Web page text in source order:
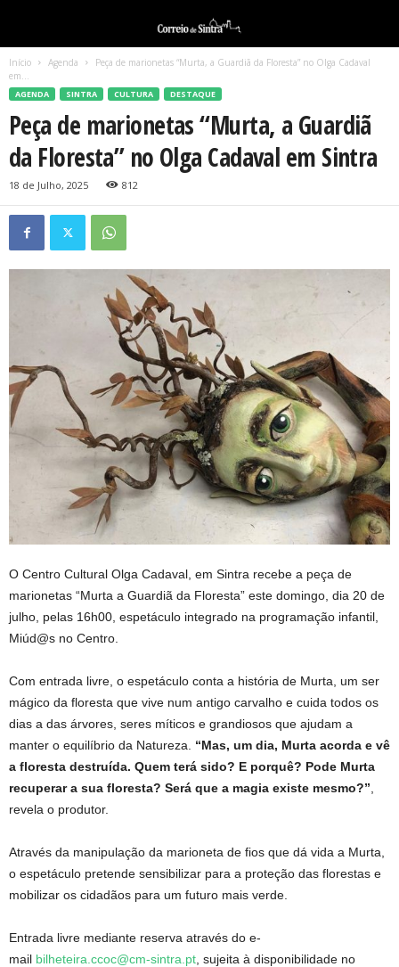
Início Agenda
Peça de marionetas “Murta, a Guardiã da Floresta” no Olga Cadaval
em...
AGENDA SINTRA CULTURA DESTAQUE
Peça de marionetas “Murta, a Guardiã
da Floresta” no Olga Cadaval em Sintra
18 de Julho, 2025 812
O Centro Cultural Olga Cadaval, em Sintra recebe a peça de
marionetas “Murta a Guardiã da Floresta” este domingo, dia 20 de
julho, pelas 16h00, espetáculo integrado na programação infantil,
Miúd@s no Centro.
Com entrada livre, o espetáculo conta a história de Murta, um ser
mágico da floresta que vive num antigo carvalho e cuida todos os
dias a das árvores, seres míticos e grandiosos que ajudam a
manter o equilíbrio da Natureza. “Mas, um dia, Murta acorda e vê
a floresta destruída. Quem terá sido? E porquê? Pode Murta
recuperar a sua floresta? Será que a magia existe mesmo?”
revela o produtor.
Através da manipulação da marioneta de fios que dá vida a Murta,
o espetáculo pretende sensibilizar para a proteção das florestas e
mobilizar os cidadãos para um futuro mais verde.
Entrada livre mediante reserva através do e-
mail bilheteira.ccoc@cm-sintra.pt , sujeita à disponibilidade no